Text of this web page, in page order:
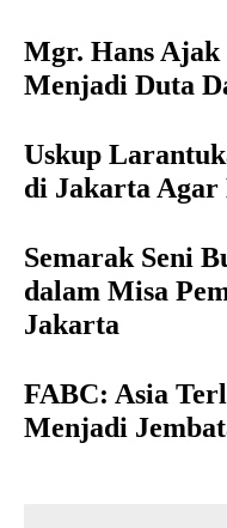
Mgr. Hans
Menjadi Duta
Uskup
di Jakarta Agar
Semarak Seni
dalam Misa
Jakarta
FABC: Asia
Menjadi